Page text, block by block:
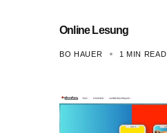
Online Lesung
BO HAUER 1 MIN READ